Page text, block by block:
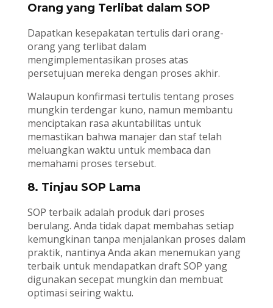
Orang yang Terlibat dalam SOP
Dapatkan kesepakatan tertulis dari orang-
orang yang terlibat dalam
mengimplementasikan proses atas
persetujuan mereka dengan proses akhir.
Walaupun konfirmasi tertulis tentang proses
mungkin terdengar kuno, namun membantu
menciptakan rasa akuntabilitas untuk
memastikan bahwa manajer dan staf telah
meluangkan waktu untuk membaca dan
memahami proses tersebut.
8. Tinjau SOP Lama
SOP terbaik adalah produk dari proses
berulang. Anda tidak dapat membahas setiap
kemungkinan tanpa menjalankan proses dalam
praktik, nantinya Anda akan menemukan yang
terbaik untuk mendapatkan draft SOP yang
digunakan secepat mungkin dan membuat
optimasi seiring waktu.